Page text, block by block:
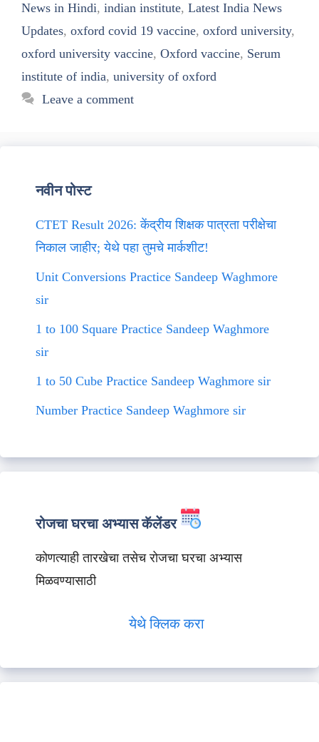
News in Hindi, indian institute, Latest India News
Updates, oxford covid 19 vaccine, oxford university,
oxford university vaccine, Oxford vaccine, Serum
institute of india, university of oxford
Leave a comment
नवीन पोस्ट
CTET Result 2026: केंद्रीय शिक्षक पात्रता परीक्षेचा
निकाल जाहीर; येथे पहा तुमचे मार्कशीट!
Unit Conversions Practice Sandeep Waghmore
sir
1 to 100 Square Practice Sandeep Waghmore
sir
1 to 50 Cube Practice Sandeep Waghmore sir
Number Practice Sandeep Waghmore sir
रोजचा घरचा अभ्यास कॅलेंडर
कोणत्याही तारखेचा तसेच रोजचा घरचा अभ्यास
मिळवण्यासाठी
येथे क्लिक करा